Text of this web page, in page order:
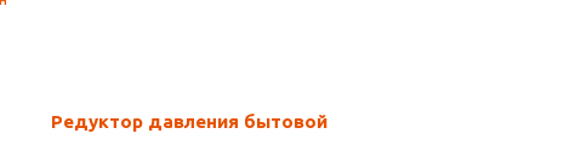
Редуктор давления бытовой